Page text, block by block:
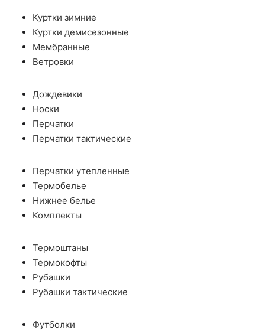
Куртки зимние
Куртки демисезонные
Мембранные
Ветровки
Дождевики
Носки
Перчатки
Перчатки тактические
Перчатки утепленные
Термобелье
Нижнее белье
Комплекты
Термоштаны
Термокофты
Рубашки
Рубашки тактические
Футболки